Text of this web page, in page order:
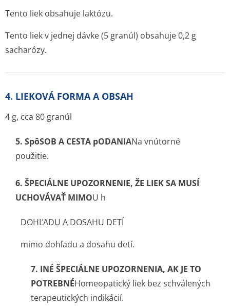
Tento liek obsahuje laktózu.
Tento liek v jednej dávke (5 granúl) obsahuje 0,2 g
sacharózy.
4. LIEKOVÁ FORMA A OBSAH
4 g, cca 80 granúl
5. SpôSOB A CESTA pODANIANa vnútorné
použitie.
6. ŠPECIÁLNE UPOZORNENIE, ŽE LIEK SA MUSÍ
UCHOVÁVAŤ MIMOU h
DOHĽADU A DOSAHU DETÍ
mimo dohľadu a dosahu detí.
7. INÉ ŠPECIÁLNE UPOZORNENIA, AK JE TO
POTREBNÉHomeo­patický liek bez schválených
terapeutických indikácií.